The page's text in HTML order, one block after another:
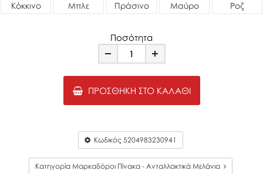
Κόκκινο Μπλε Πράσινο Μαύρο Ροζ
Ποσότητα
Minus Plus
ΠΡΟΣΘΉΚΗ ΣΤΟ ΚΑΛΆΘΙ
Κωδικός 5204983230941
Κατηγορία Μαρκαδόροι Πίνακα - Ανταλλακτικά Μελάνια